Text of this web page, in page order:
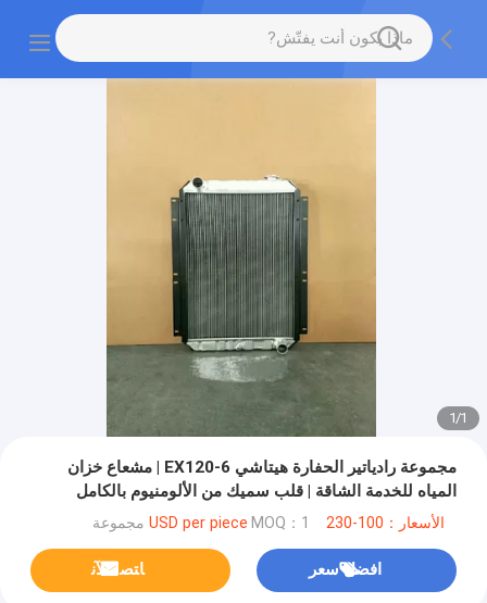
1
/
1
مجموعة رادياتير الحفارة هيتاشي EX120-6 | مشعاع خزان
المياه للخدمة الشاقة | قلب سميك من الألومنيوم بالكامل
الأسعار：100-230 USD per piece MOQ：1 مجموعة
افضل سعر ﺎﺘﺼﻟ ﺍﻶﻧ